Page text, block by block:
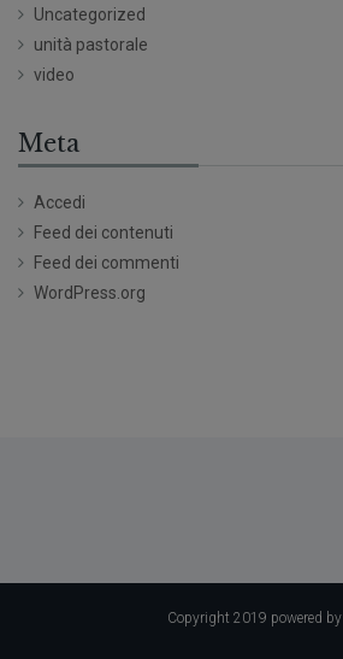
Uncategorized
unità pastorale
video
Meta
Accedi
Feed dei contenuti
Feed dei commenti
WordPress.org
Copyright 2019 powered by